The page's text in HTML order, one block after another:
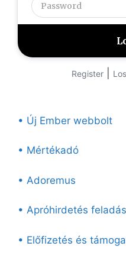
Register
• Új Ember webbolt
• Mértékadó
• Adoremus
• Apróhirdetés feladás
• Előfizetés és